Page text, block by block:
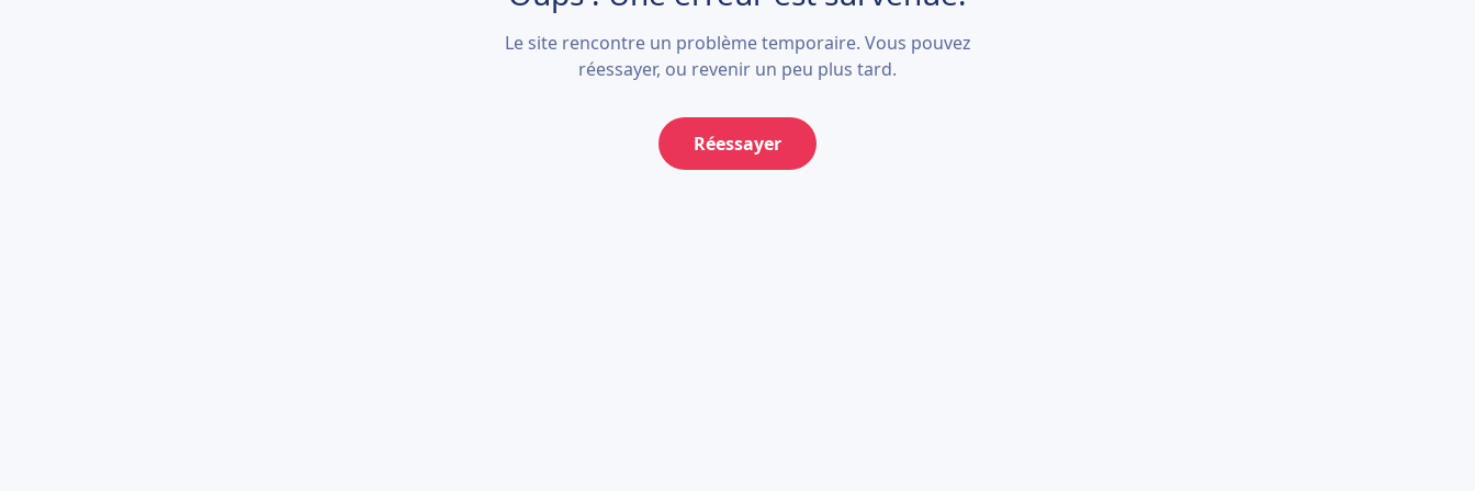
Le site rencontre un problème temporaire. Vous pouvez
réessayer, ou revenir un peu plus tard.
Réessayer